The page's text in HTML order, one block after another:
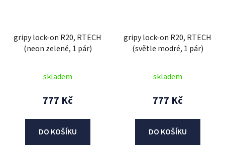
gripy lock-on R20, RTECH
(neon zelené, 1 pár)
skladem
777 Kč
DO KOŠÍKU
gripy lock-on R20, RTECH
(světle modré, 1 pár)
skladem
777 Kč
DO KOŠÍKU